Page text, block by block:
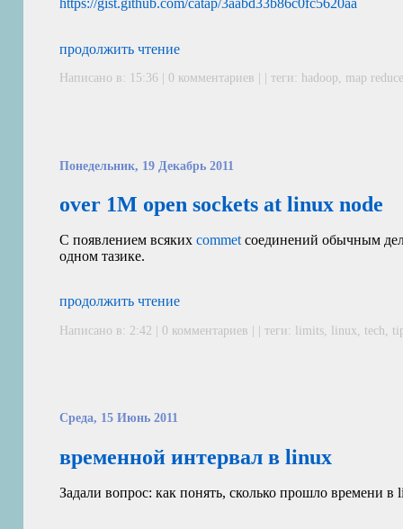
https://gist.github.com/catap/3aabd33b86c0fc5620aa
продолжить чтение
Написано в: 15:36 | 0 комментариев | | теги: hadoop map
Понедельник, 19 Декабрь 2011
over 1M open sockets at linux node
С появлением всякихcommet соединений обычным
одном тазике.
продолжить чтение
Написано в: 2:42 | 0 комментариев | | теги: limits linux tech
Среда, 15 Июнь 2011
временной интервал в linux
Задали вопрос: как понять, сколько прошло времени в